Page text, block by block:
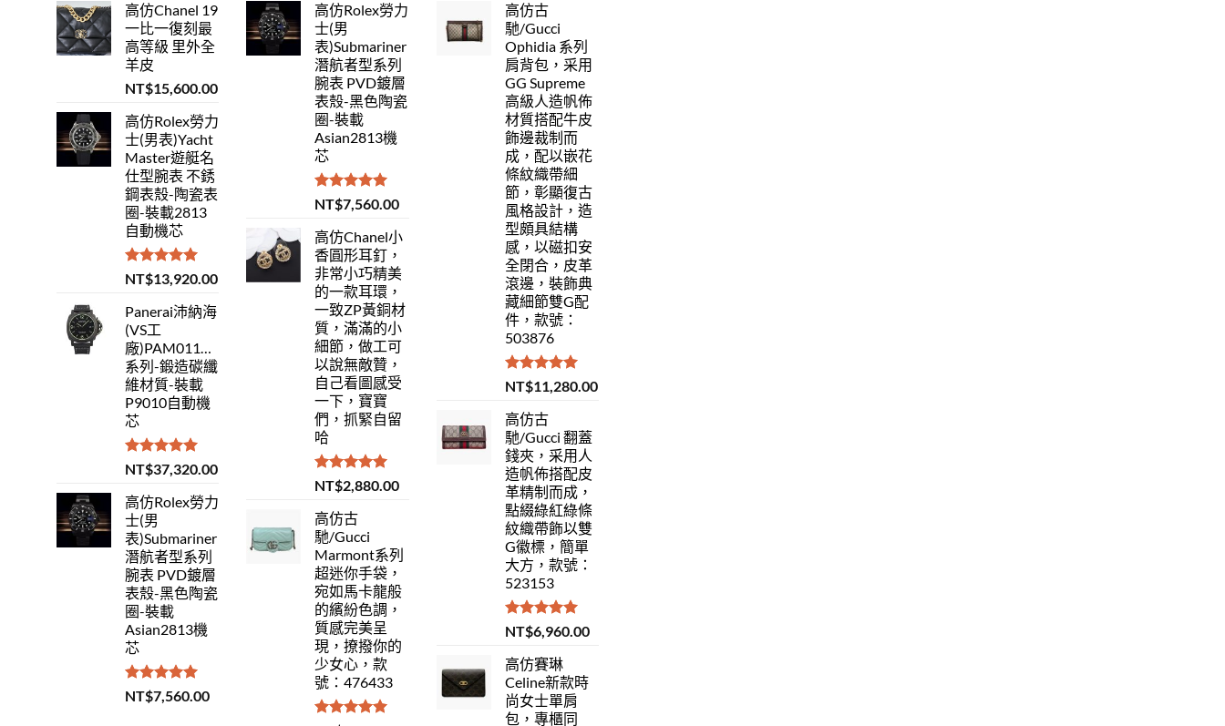
高仿Chanel 19
一比一復刻最
高等級 里外全
羊皮
NT$15,600.00
高仿Rolex勞力
士(男表)Yacht
Master遊艇名
仕型腕表 不銹
鋼表殼-陶瓷表
圈-裝載2813
自動機芯
評分5.00
滿分 5
NT$13,920.00
Panerai沛納海
(VS工
廠)PAM01118Luminor
系列-鍛造碳纖
維材質-裝載
P9010自動機
芯
評分5.00
滿分 5
NT$37,320.00
高仿Rolex勞力
士(男
表)Submariner
潛航者型系列
腕表 PVD鍍層
表殼-黑色陶瓷
圈-裝載
Asian2813機
芯
評分 5.00
滿分 5
NT$7,560.00
高仿Rolex勞力
士(男
表)Submariner
潛航者型系列
腕表 PVD鍍層
表殼-黑色陶瓷
圈-裝載
Asian2813機
芯
評分 5.00
滿分 5
NT$7,560.00
高仿Chanel小
香圓形耳釘，
非常小巧精美
的一款耳環，
一致ZP黃銅材
質，滿滿的小
細節，做工可
以說無敵贊，
自己看圖感受
一下，寶寶
們，抓緊自留
哈
評分 5.00
滿分 5
NT$2,880.00
高仿古
馳/Gucci
Marmont系列
超迷你手袋，
宛如馬卡龍般
的繽紛色調，
質感完美呈
現，撩撥你的
少女心，款
號：476433
高仿古
馳/Gucci
Ophidia 系列
肩背包，采用
GG Supreme
高級人造帆佈
材質搭配牛皮
飾邊裁制而
成，配以嵌花
條紋織帶細
節，彰顯復古
風格設計，造
型頗具結構
感，以磁扣安
全閉合，皮革
滾邊，裝飾典
藏細節雙G配
件，款號：
503876
評分5.00
滿分 5
NT$11,280.00
高仿古
馳/Gucci 翻蓋
錢夾，采用人
造帆佈搭配皮
革精制而成，
點綴綠紅綠條
紋織帶飾以雙
G徽標，簡單
大方，款號：
523153
評分5.00
滿分 5
NT$6,960.00
高仿賽琳
Celine新款時
尚女士單肩
包，專櫃同